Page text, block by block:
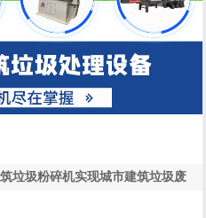
垃圾粉碎机实现城市建筑垃圾废